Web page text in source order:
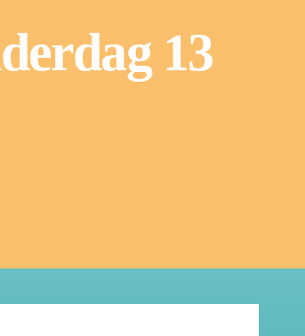
13